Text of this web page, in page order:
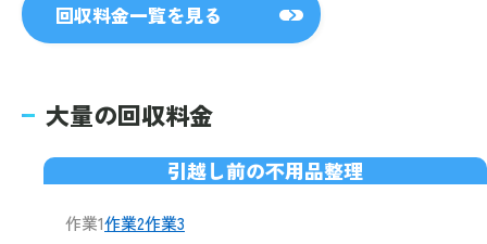
回収料金一覧を見る
大量の回収料金
引越し前の不用品整理
作業1作業2作業3